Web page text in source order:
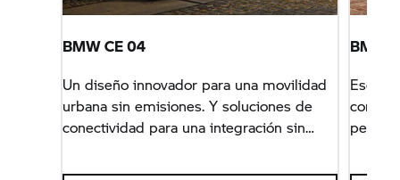
BMW CE 04
Un diseño innovador para una movilidad
urbana sin emisiones. Y soluciones de
conectividad para una integración sin
BMW
con la